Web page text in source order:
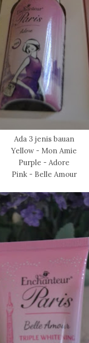
Ada 3 jenis bauan
Yellow - Mon Amie
Purple - Adore
Pink - Belle Amour